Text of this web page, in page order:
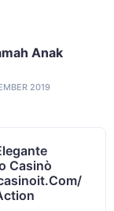
Anak
2019
Casinò